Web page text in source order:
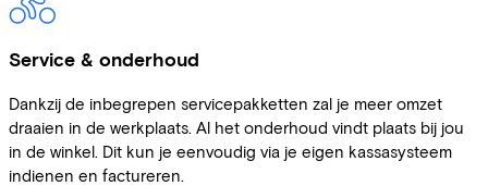
Service & onderhoud
Dankzij de inbegrepen servicepakketten zal je meer omzet
draaien in de werkplaats. Al het onderhoud vindt plaats bij jou
in de winkel. Dit kun je eenvoudig via je eigen kassasysteem
indienen en factureren.